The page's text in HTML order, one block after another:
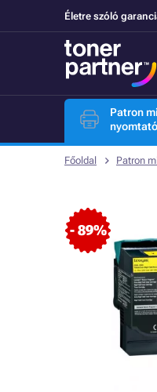
Életre szóló
Patron
Főoldal Patron
- 89%